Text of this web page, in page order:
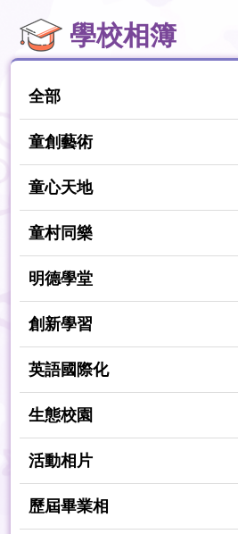
學校相簿
全部
童創藝術
童心天地
童村同樂
明德學堂
創新學習
英語國際化
生態校園
活動相片
歷屆畢業相